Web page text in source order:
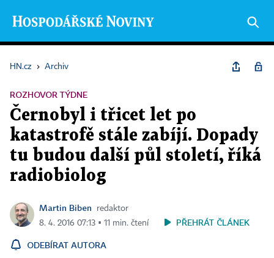
HN.cz › Archiv
ROZHOVOR TÝDNE
Černobyl i třicet let po
katastrofě stále zabíjí. Dopady
tu budou další půl století, říká
radiobiolog
Martin Biben
redaktor
8. 4. 2016 07:13 ▪ 11 min. čtení
PŘEHRÁT ČLÁNEK
ODEBÍRAT AUTORA